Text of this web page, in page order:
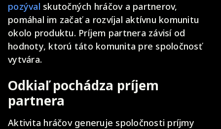
pozýval skutočných hráčov a partnerov,
pomáhal im začať a rozvíjal aktívnu komunitu
okolo produktu. Príjem partnera závisí od
hodnoty, ktorú táto komunita pre spoločnosť
vytvára.
Odkiaľ pochádza príjem
partnera
Aktivita hráčov generuje spoločnosti príjmy